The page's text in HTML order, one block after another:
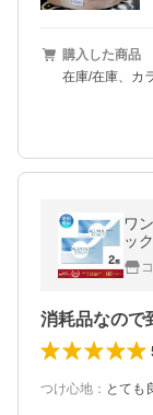
購入した商品
在庫/在庫、カ
ワ
ッ
消耗品なので
つけ心地 ： とても